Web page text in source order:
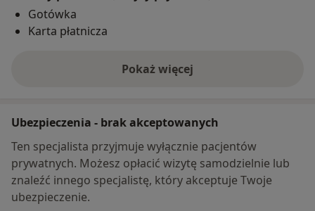
Gotówka
Karta płatnicza
Pokaż więcej
o adresie
Ubezpieczenia - brak akceptowanych
Ten specjalista przyjmuje wyłącznie pacjentów
prywatnych. Możesz opłacić wizytę samodzielnie lub
znaleźć innego specjalistę, który akceptuje Twoje
ubezpieczenie.